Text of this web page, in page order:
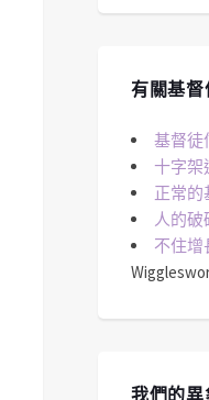
有關基
基督徒
十字架
正常的
人的破
不住增
我們的異